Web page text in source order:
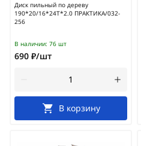
Диск пильный по дереву
190*20/16*24Т*2.0 ПРАКТИКА/032-
256
В наличии: 76 шт
690 ₽/шт
В корзину